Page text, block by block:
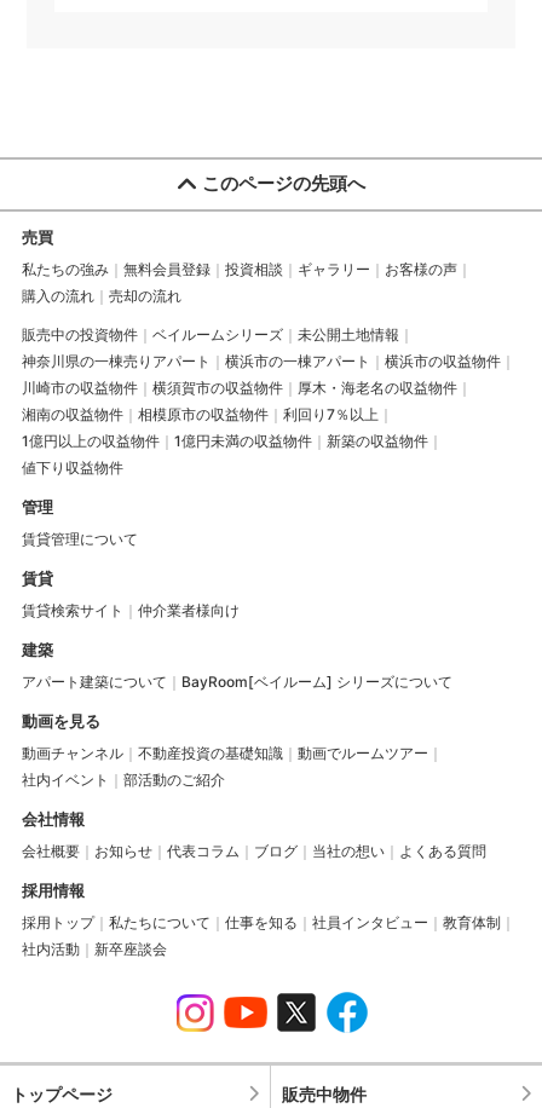
このページの先頭へ
売買
私たちの強み 無料会員登録 投資相談 ギャラリー
お客様の声
購入の流れ
売却の流れ
販売中の投資物件 ベイルームシリーズ
未公開土地情報
神奈川県の一棟売りアパート
横浜市の一棟アパート
横浜市の収益物件
川崎市の収益物件
横須賀市の収益物件
厚木・海老名の収益物件
湘南の収益物件
相模原市の収益物件
利回り7％以上
1億円以上の収益物件
1億円未満の収益物件
新築の収益物件
値下り収益物件
管理
賃貸管理について
賃貸
賃貸検索サイト 仲介業者様向け
建築
アパート建築について BayRoom[ベイルーム] シリーズについて
動画を見る
動画チャンネル 不動産投資の基礎知識
動画でルームツアー
社内イベント
部活動のご紹介
会社情報
会社概要 お知らせ 代表コラム ブログ 当社の想い よくある質問
採用情報
採用トップ 私たちについて 仕事を知る 社員インタビュー
教育体制
社内活動
新卒座談会
トップページ 販売中物件